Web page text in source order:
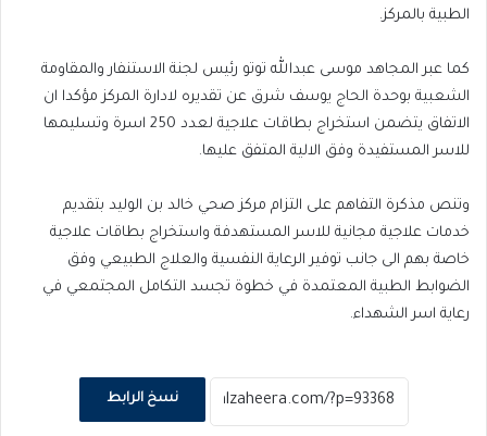
الطبية بالمركز.
كما عبر المجاهد موسى عبدالله توتو رئيس لجنة الاستنفار والمقاومة
الشعبية بوحدة الحاج يوسف شرق عن تقديره لادارة المركز مؤكدا ان
الاتفاق يتضمن استخراج بطاقات علاجية لعدد 250 اسرة وتسليمها
للاسر المستفيدة وفق الالية المتفق عليها.
وتنص مذكرة التفاهم على التزام مركز صحي خالد بن الوليد بتقديم
خدمات علاجية مجانية للاسر المستهدفة واستخراج بطاقات علاجية
خاصة بهم الى جانب توفير الرعاية النفسية والعلاج الطبيعي وفق
الضوابط الطبية المعتمدة في خطوة تجسد التكامل المجتمعي في
رعاية اسر الشهداء.
نسخ الرابط